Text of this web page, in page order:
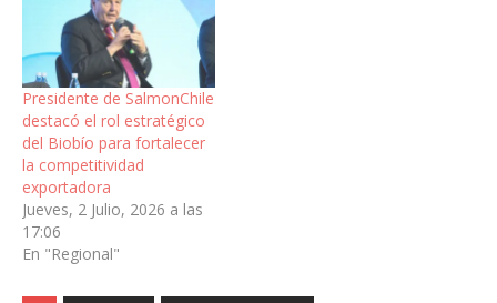
Presidente de SalmonChile
destacó el rol estratégico
del Biobío para fortalecer
la competitividad
exportadora
Jueves, 2 Julio, 2026 a las
17:06
En "Regional"